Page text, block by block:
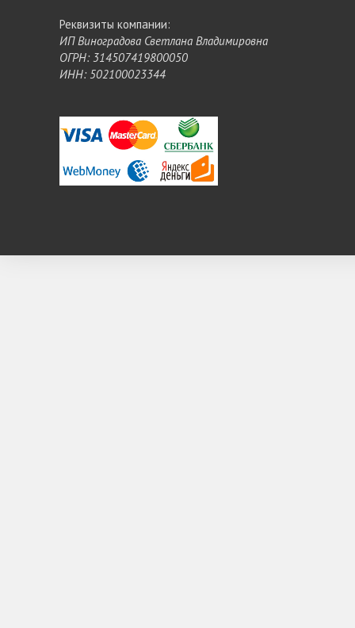
Реквизиты компании:
ИП Виноградова Светлана Владимировна
ОГРН: 314507419800050
ИНН: 502100023344